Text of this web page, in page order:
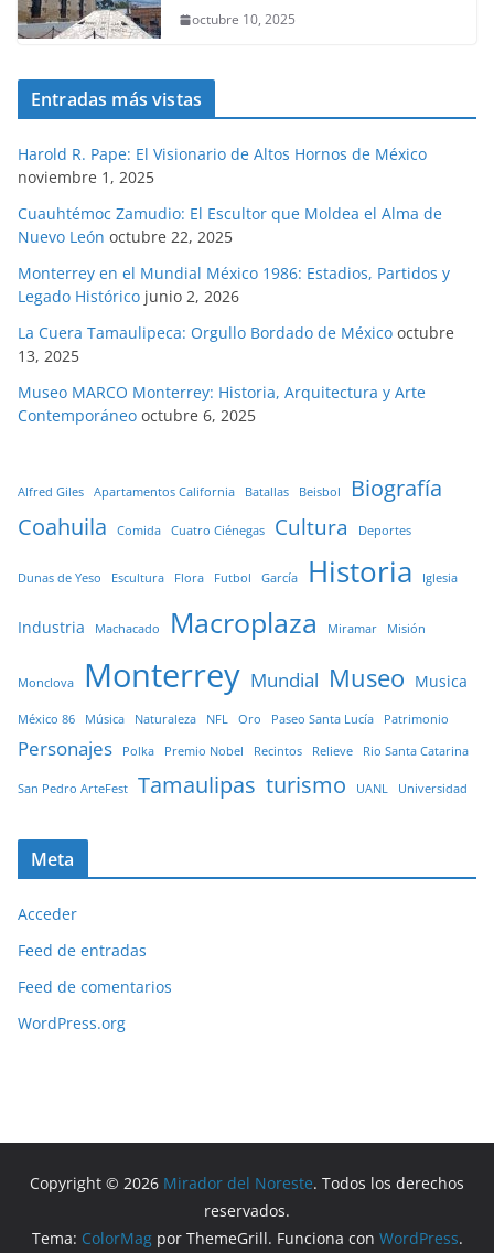
octubre 10, 2025
Entradas más vistas
Harold R. Pape: El Visionario de Altos Hornos de México
noviembre 1, 2025
Cuauhtémoc Zamudio: El Escultor que Moldea el Alma de
Nuevo León octubre 22, 2025
Monterrey en el Mundial México 1986: Estadios, Partidos y
Legado Histórico junio 2, 2026
La Cuera Tamaulipeca: Orgullo Bordado de México octubre
13, 2025
Museo MARCO Monterrey: Historia, Arquitectura y Arte
Contemporáneo octubre 6, 2025
Alfred Giles Apartamentos California Batallas Beisbol
Biografía
Coahuila
Comida Cuatro Ciénegas Cultura Deportes
Dunas de Yeso Escultura Flora Futbol García Historia Iglesia
Industria Machacado Macroplaza Miramar Misión
Monclova Monterrey Mundial Museo Musica
México 86 Música Naturaleza NFL Oro Paseo Santa Lucía Patrimonio
Personajes Polka Premio Nobel Recintos Relieve Rio Santa Catarina
San Pedro ArteFest Tamaulipas turismo UANL Universidad
Meta
Acceder
Feed de entradas
Feed de comentarios
WordPress.org
Copyright © 2026 Mirador del Noreste. Todos los derechos
reservados.
Tema: ColorMagpor ThemeGrill. Funciona con WordPress.